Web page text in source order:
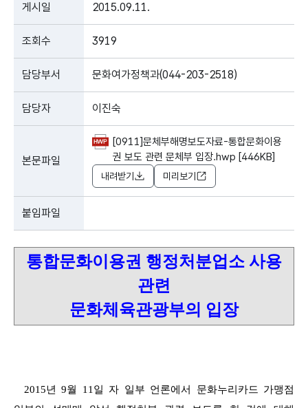
게시일 2015.09.11.
조회수 3919
담당부서 문화여가정책과(044-203-2518)
담당자 이진숙
본문파일
[0911]문체부해명보도자료-통합문화이용
권 보도 관련 문체부 입장.hwp [446KB]
내려받기 미리보기
붙임파일
통합문화이용권 행정처분업소 사용
관련
문화체육관광부의 입장
2015년 9월 11일 자 일부 언론에서 문화누리카드 가맹점